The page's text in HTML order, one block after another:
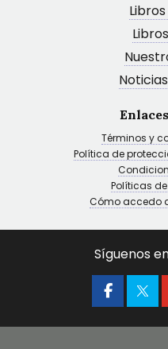
Términos y
Política de
Políticas
Cómo accedo
Síguenos